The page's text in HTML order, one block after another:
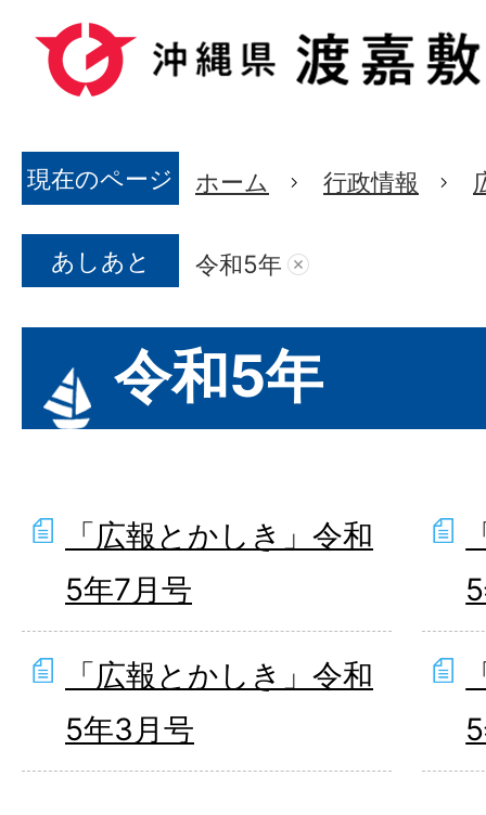
現在のページ ホーム 行政情報
あしあと 令和5年
令和5年
「広報とかしき」令和
5年7月号
「広報とかしき」令和
5年3月号